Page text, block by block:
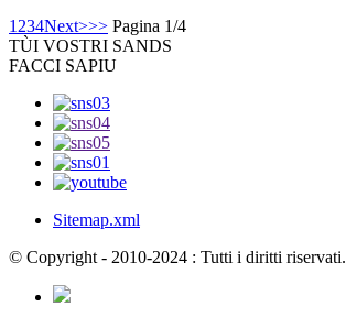
1234Next>>> Pagina 1/4
TÙI VOSTRI SANDS
FACCI SAPIU
Sitemap.xml
© Copyright - 2010-2024 : Tutti i diritti riservati.